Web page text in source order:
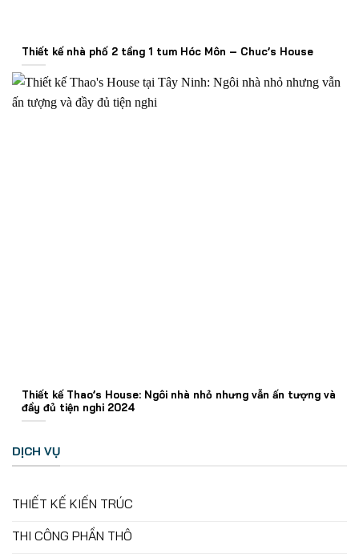
Thiết kế nhà phố 2 tầng 1 tum Hóc Môn – Chuc’s House
Thiết kế Thao’s House: Ngôi nhà nhỏ nhưng vẫn ấn tượng và
đầy đủ tiện nghi 2024
DỊCH VỤ
THIẾT KẾ KIẾN TRÚC
THI CÔNG PHẦN THÔ